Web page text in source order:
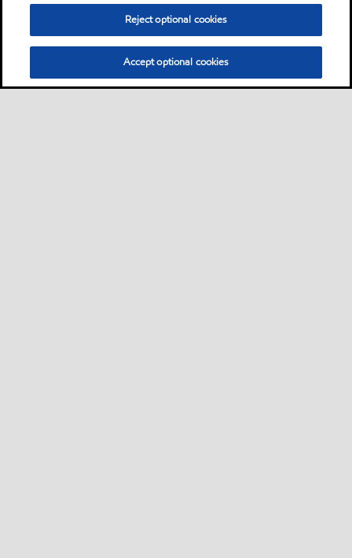
Reject optional cookies
Accept optional cookies